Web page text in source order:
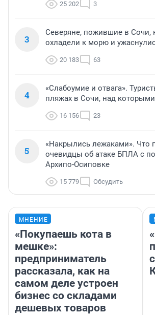
25 202 3
3
Северяне, пожившие в Сочи,
охладели к морю и
20 183 63
4
«Слабоумие и отвага».
пляжах в Сочи, над
16 156 23
5
«Накрылись лежаками». Что
очевидцы об атаке БПЛА с
Архипо-Осиповке
15 779 Обсудить
МНЕНИЕ
«Покупаешь кота в
мешке»:
предприниматель
рассказала, как на
самом деле устроен
бизнес со складами
дешевых товаров